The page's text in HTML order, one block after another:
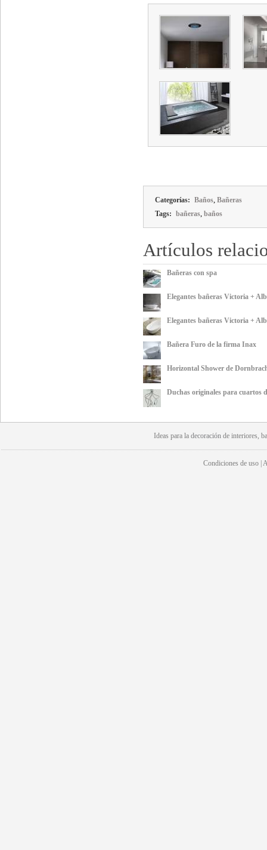
Categorías: Baños, Bañeras
Tags: bañeras, baños
Artículos
Bañeras con spa
Elegantes bañeras Victoria +
Elegantes bañeras Victoria +
Bañera Furo de la firma Inax
Horizontal Shower de
Duchas originales para cuartos
Ideas para ladecoración de interiores,
Condiciones de uso |